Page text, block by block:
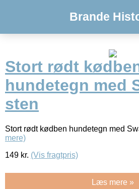
Brande
Stort rødt
hundetegn med
sten
Stort rødt kødben hundetegn med
mere)
149 kr. (Vis fragtpris)
Læs mere »